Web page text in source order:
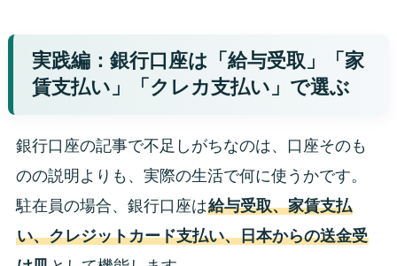
実践編：銀行口座は「給与受取」「家
賃支払い」「クレカ支払い」で選ぶ
銀行口座の記事で不足しがちなのは、口座そのも
のの説明よりも、実際の生活で何に使うかです。
駐在員の場合、銀行口座は給与受取、家賃支払
い、クレジットカード支払い、日本からの送金受